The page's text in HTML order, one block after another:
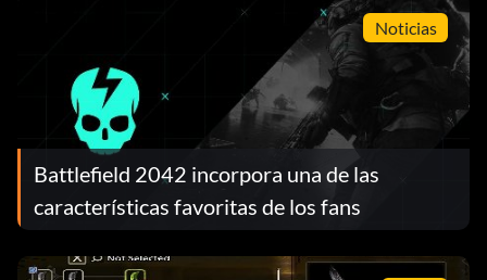
Noticias
Battlefield 2042 incorpora una de las
características favoritas de los fans